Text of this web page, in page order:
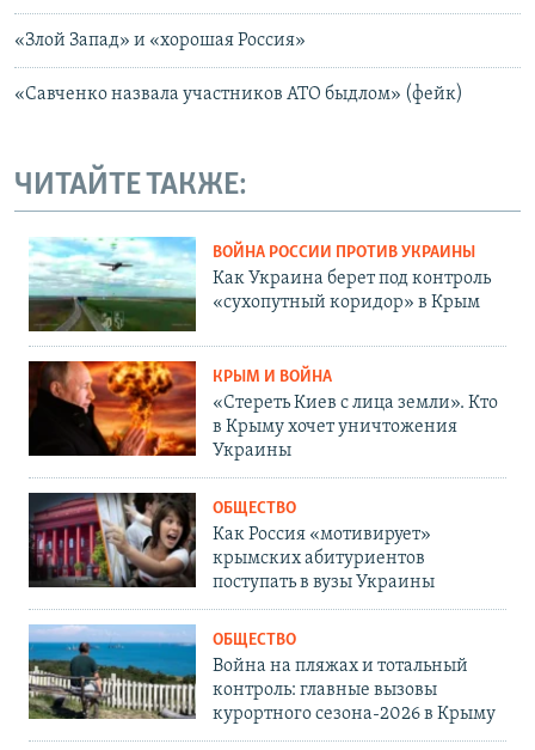
«Злой Запад» и «хорошая Россия»
«Савченко назвала участников АТО быдлом» (фейк)
ЧИТАЙТЕ ТАКЖЕ:
ВОЙНА РОССИИ ПРОТИВ УКРАИНЫ
Как Украина берет под контроль
«сухопутный коридор» в Крым
КРЫМ И ВОЙНА
«Стереть Киев с лица земли». Кто
в Крыму хочет уничтожения
Украины
ОБЩЕСТВО
Как Россия «мотивирует»
крымских абитуриентов
поступать в вузы Украины
ОБЩЕСТВО
Война на пляжах и тотальный
контроль: главные вызовы
курортного сезона-2026 в Крыму